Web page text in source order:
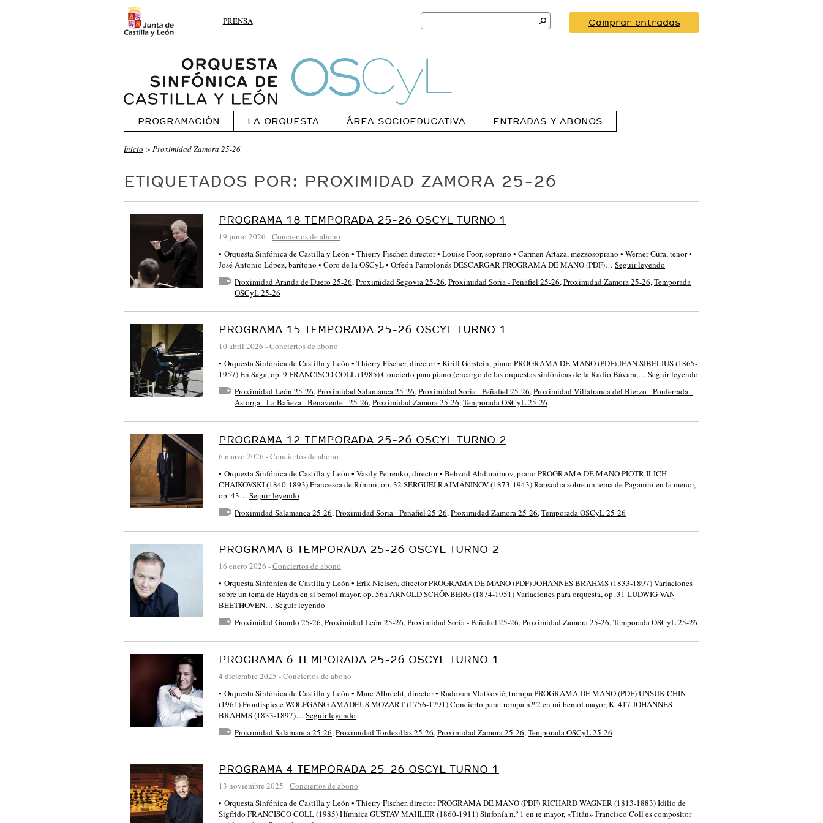
PRENSA
Search
for:
Comprar entradas
PROGRAMACIÓN LA ORQUESTA ÁREA SOCIOEDUCATIVA ENTRADAS Y ABONOS
Inicio > Proximidad Zamora 25-26
ETIQUETADOS POR: PROXIMIDAD ZAMORA 25-26
PROGRAMA 18 TEMPORADA 25-26 OSCYL TURNO 1
19 junio 2026 -Conciertos de abono
• Orquesta Sinfónica de Castilla y León • Thierry Fischer, director • Louise Foor, soprano • Carmen Artaza, mezzosoprano • Werner Güra, tenor •
José Antonio López, barítono • Coro de la OSCyL • Orfeón Pamplonés DESCARGAR PROGRAMA DE MANO (PDF)… Seguir leyendo
Proximidad Aranda de Duero 25-26, Proximidad Segovia 25-26, Proximidad Soria - Peñafiel 25-26, Proximidad Zamora 25-26, Temporada
OSCyL 25-26
PROGRAMA 15 TEMPORADA 25-26 OSCYL TURNO 1
10 abril 2026 -Conciertos de abono
• Orquesta Sinfónica de Castilla y León • Thierry Fischer, director • Kirill Gerstein, piano PROGRAMA DE MANO (PDF) JEAN SIBELIUS (1865-
1957) En Saga, op. 9 FRANCISCO COLL (1985) Concierto para piano (encargo de las orquestas sinfónicas de la Radio Bávara,… Seguir leyendo
Proximidad León 25-26,Proximidad Salamanca 25-26,Proximidad Soria - Peñafiel 25-26,Proximidad Villafranca del Bierzo - Ponferrada -
Astorga - La Bañeza - Benavente - 25-26,Proximidad Zamora 25-26,Temporada OSCyL 25-26
PROGRAMA 12 TEMPORADA 25-26 OSCYL TURNO 2
6 marzo 2026 -Conciertos de abono
• Orquesta Sinfónica de Castilla y León • Vasily Petrenko, director • Behzod Abduraimov, piano PROGRAMA DE MANO PIOTR ILICH
CHAIKOVSKI (1840-1893) Francesca de Rímini, op. 32 SERGUÉI RAJMÁNINOV (1873-1943) Rapsodia sobre un tema de Paganini en la menor,
op. 43… Seguir leyendo
Proximidad Salamanca 25-26, Proximidad Soria - Peñafiel 25-26, Proximidad Zamora 25-26, Temporada OSCyL 25-26
PROGRAMA 8 TEMPORADA 25-26 OSCYL TURNO 2
16 enero 2026 -Conciertos de abono
• Orquesta Sinfónica de Castilla y León • Erik Nielsen, director PROGRAMA DE MANO (PDF) JOHANNES BRAHMS (1833-1897) Variaciones
sobre un tema de Haydn en si bemol mayor, op. 56a ARNOLD SCHÖNBERG (1874-1951) Variaciones para orquesta, op. 31 LUDWIG VAN
BEETHOVEN… Seguir leyendo
Proximidad Guardo 25-26,Proximidad León 25-26,Proximidad Soria - Peñafiel 25-26,Proximidad Zamora 25-26,Temporada OSCyL 25-26
PROGRAMA 6 TEMPORADA 25-26 OSCYL TURNO 1
4 diciembre 2025 -Conciertos de abono
• Orquesta Sinfónica de Castilla y León • Marc Albrecht, director • Radovan Vlatković, trompa PROGRAMA DE MANO (PDF) UNSUK CHIN
(1961) Frontispiece WOLFGANG AMADEUS MOZART (1756-1791) Concierto para trompa n.º 2 en mi bemol mayor, K. 417 JOHANNES
BRAHMS (1833-1897)… Seguir leyendo
Proximidad Salamanca 25-26, Proximidad Tordesillas 25-26, Proximidad Zamora 25-26, Temporada OSCyL 25-26
PROGRAMA 4 TEMPORADA 25-26 OSCYL TURNO 1
13 noviembre 2025 -Conciertos de abono
• Orquesta Sinfónica de Castilla y León • Thierry Fischer, director PROGRAMA DE MANO (PDF) RICHARD WAGNER (1813-1883) Idilio de
Sigfrido FRANCISCO COLL (1985) Hímnica GUSTAV MAHLER (1860-1911) Sinfonía n.º 1 en re mayor, «Titán» Francisco Coll es compositor